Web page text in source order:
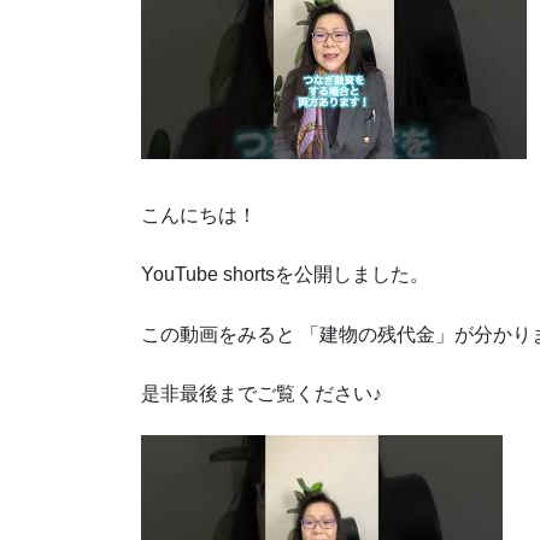
こんにちは！
YouTube shortsを公開しました。
この動画をみると 「建物の残代金」が分かり
是非最後までご覧ください♪